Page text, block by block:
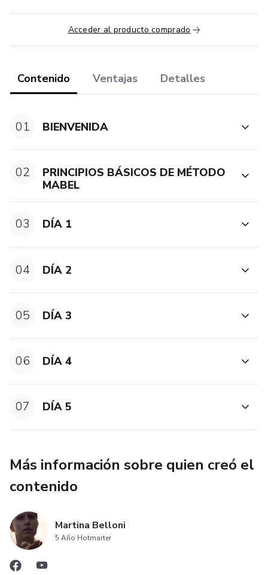
Y también grupo de telegram con contacto directo con la
crear comunidad.
médico para hablar sobre problemas de salud")
Acceder al producto comprado
Contenido Ventajas Detalles
01 BIENVENIDA
02
PRINCIPIOS BÁSICOS DE MÉTODO
MABEL
03 DÍA 1
04 DÍA 2
05 DÍA 3
06 DÍA 4
07 DÍA 5
Más información sobre quien creó el
contenido
Martina Belloni
5 Año Hotmarter